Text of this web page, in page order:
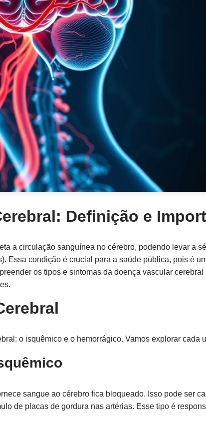
Definição e
a circulação sanguínea no cérebro, podendo levar a
Essa condição é crucial para a saúde pública, pois é
os tipos e sintomas da doença vascular
o isquêmico e o hemorrágico. Vamos explorar cada
sangue ao cérebro fica bloqueado. Isso pode ser
de placas de gordura nas artérias. Esse tipo é